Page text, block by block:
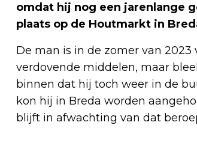
omdat hij nog een jarenlange
plaats op de Houtmarkt in
De man is in de zomer van
verdovende middelen, maar
binnen dat hij toch weer in de
kon hij in Breda worden
blijft in afwachting van dat